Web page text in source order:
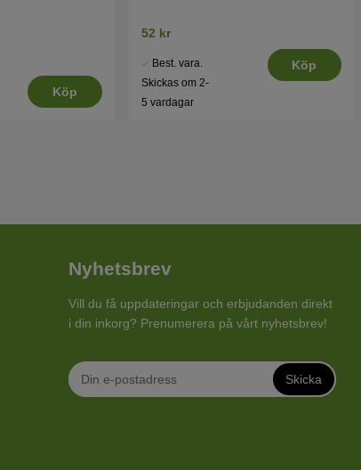
Köp
52 kr
Best. vara.
Skickas om 2-
5 vardagar
Köp
Nyhetsbrev
Vill du få uppdateringar och erbjudanden direkt
i din inkorg? Prenumerera på vårt nyhetsbrev!
Skicka